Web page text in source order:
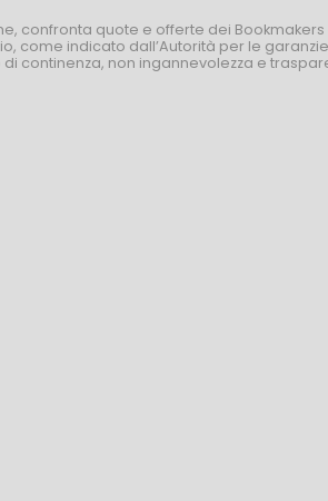
confronta quote e offerte dei
come indicato dall’Autorità per le
continenza, non ingannevolezza e